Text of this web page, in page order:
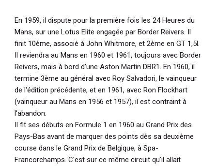
En 1959, il dispute pour la première fois les 24 Heures du
Mans, sur une Lotus Elite engagée par Border Reivers. Il
finit 10ème, associé à John Whitmore, et 2ème en GT 1,5l.
Il reviendra au Mans en 1960 et 1961, toujours avec Border
Reivers, mais à bord d'une Aston Martin DBR1. En 1960, il
termine 3ème au général avec Roy Salvadori, le vainqueur
de l'édition précédente, et en 1961, avec Ron Flockhart
(vainqueur au Mans en 1956 et 1957), il est contraint à
l'abandon.
Il fit ses débuts en Formule 1 en 1960 au Grand Prix des
Pays-Bas avant de marquer des points dès sa deuxième
course dans le Grand Prix de Belgique, à Spa-
Francorchamps. C'est sur ce même circuit qu'il allait